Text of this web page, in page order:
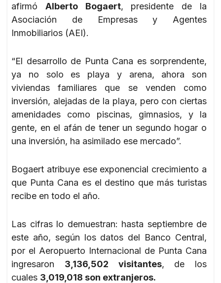
afirmó Alberto Bogaert, presidente de la
Asociación de Empresas y Agentes
Inmobiliarios (AEI).
“El desarrollo de Punta Cana es sorprendente,
ya no solo es playa y arena, ahora son
viviendas familiares que se venden como
inversión, alejadas de la playa, pero con ciertas
amenidades como piscinas, gimnasios, y la
gente, en el afán de tener un segundo hogar o
una inversión, ha asimilado ese mercado”.
Bogaert atribuye ese exponencial crecimiento a
que Punta Cana es el destino que más turistas
recibe en todo el año.
Las cifras lo demuestran: hasta septiembre de
este año, según los datos del Banco Central,
por el Aeropuerto Internacional de Punta Cana
ingresaron 3,136,502 visitantes, de los
cuales 3,019,018 son extranjeros.